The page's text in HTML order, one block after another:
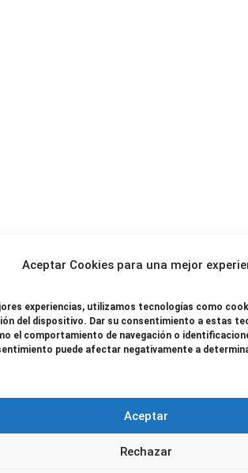
Aceptar Cookies para una mejor
experiencias, utilizamos tecnologías como
del dispositivo. Dar su consentimiento a estas
el comportamiento de navegación o
puede afectar negativamente a
Aceptar
Rechazar